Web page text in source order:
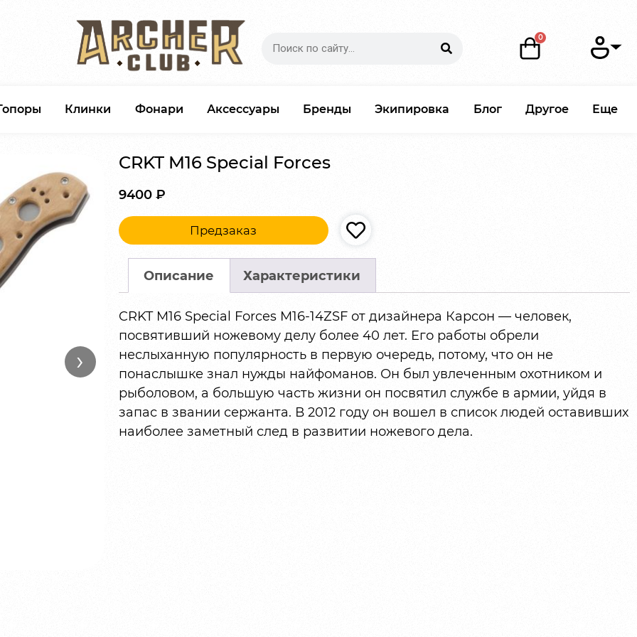
Клинки Фонари Аксессуары Бренды Экипировка Блог Другое Еще
›
CRKT M16 Special Forces
9400 ₽
Предзаказ
Описание Характеристики
CRKT M16 Special Forces M16-14ZSF от дизайнера Карсон — человек,
посвятивший ножевому делу более 40 лет. Его работы обрели
неслыханную популярность в первую очередь, потому, что он не
понаслышке знал нужды найфоманов. Он был увлеченным охотником и
рыболовом, а большую часть жизни он посвятил службе в армии, уйдя в
запас в звании сержанта. В 2012 году он вошел в список людей оставивших
наиболее заметный след в развитии ножевого дела.